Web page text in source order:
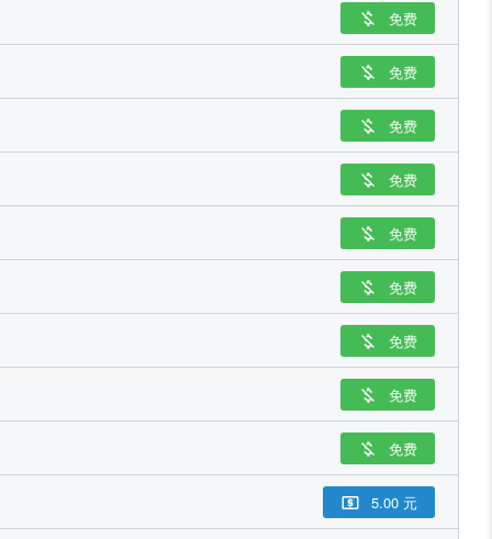
 免费
 免费
 免费
 免费
 免费
 免费
 免费
 免费
 免费
 5.00 元